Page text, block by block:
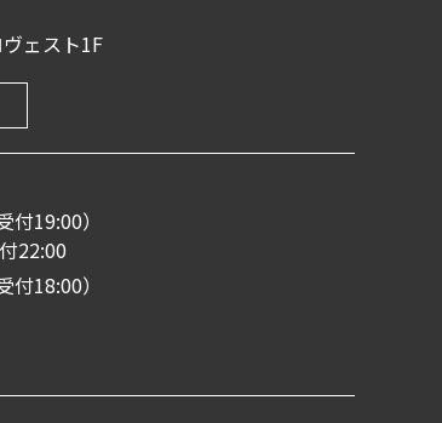
ェスト1F
19:00）
22:00
18:00）